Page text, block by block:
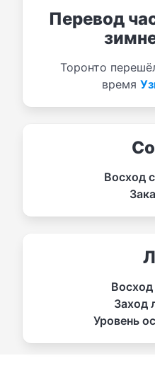
Перевод
Торонто
время
Восход
Заход
Уровень